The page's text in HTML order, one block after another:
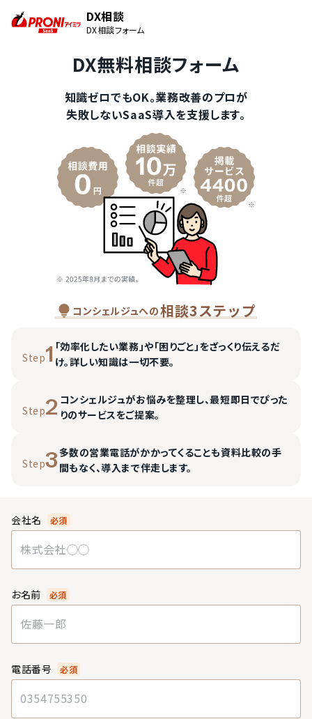
DX相談
DX相談フォーム
DX無料相談フォーム
知識ゼロでもOK。業務改善のプロが
失敗しないSaaS導入を支援します。
コンシェルジュへの相談3ステップ
Step1 「効率化したい業務」や「困りごと」をざっくり伝えるだ
け。詳しい知識は一切不要。
Step2 コンシェルジュがお悩みを整理し、最短即日でぴった
りのサービスをご提案。
Step3多数の営業電話がかかってくることも資料比較の手
間もなく、導入まで伴走します。
会社名 必須
お名前 必須
電話番号 必須